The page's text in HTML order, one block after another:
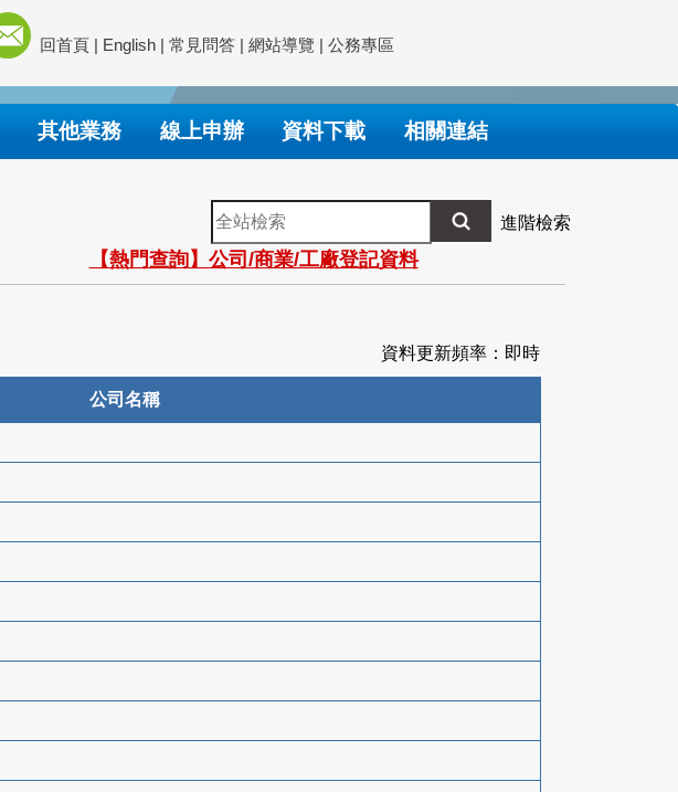
回首頁 | English | 常見問答 | 網站導覽 | 公務專區
其他業務 線上申辦 資料下載 相關連結
全
站
檢
索
進階檢索
【熱門查詢】公司/商業/工廠登記資料
資料更新頻率：即時
公司名稱